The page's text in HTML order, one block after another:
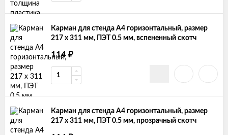
Карман для стенда А4 горизонтальный, размер
217 х 311 мм, ПЭТ 0.5 мм, вспененный скотч
114 ₽
Карман для стенда А4 горизонтальный, размер
217 х 311 мм, ПЭТ 0.5 мм, прозрачный скотч